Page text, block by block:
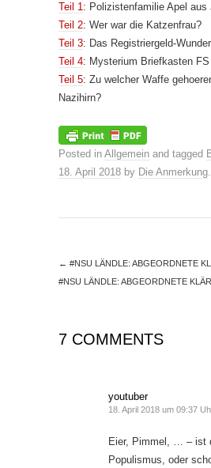
Teil 1: Polizistenfamilie Apel aus
Teil 2: Wer war die Katzenfrau?
Teil 3: Das Registriergeld-
Teil 4: Mysterium Briefkasten
Teil 5: Zu welcher Waffe
Nazihirn?
Posted in Allgemein and tagged
18. April 2018 by Die Anmerkung
← #NSU LÄNDLE: ABGEORDNETE
#NSU LÄNDLE: ABGEORDNETE
7 COMMENTS
youtuber
18. April 2018 um 09:37
Eier, Pimmel, … – ist
Populismus, oder